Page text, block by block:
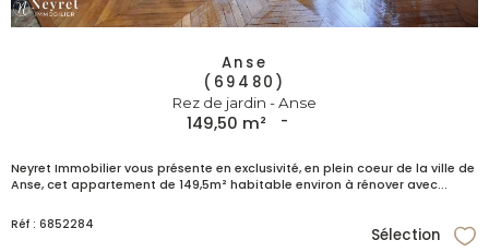
Anse
(69480)
Rez de jardin - Anse
149,50 m² -
Neyret Immobilier vous présente en exclusivité, en plein coeur de la ville de
Anse, cet appartement de 149,5m² habitable environ à rénover avec...
Réf : 6852284
Sélection